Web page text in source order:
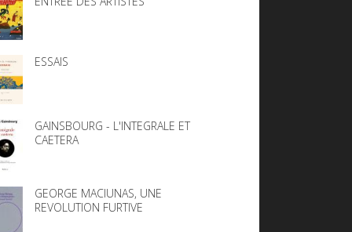
ESSAIS
GAINSBOURG - L'INTEGRALE ET
CAETERA
GEORGE MACIUNAS, UNE
REVOLUTION FURTIVE